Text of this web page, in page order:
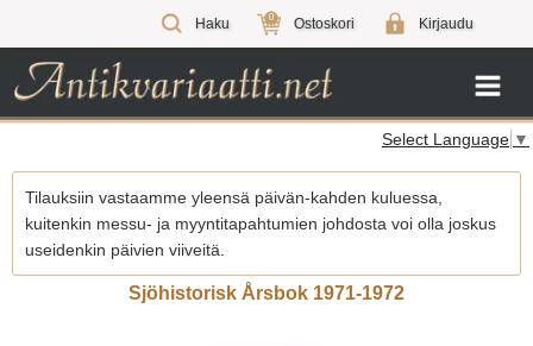
Haku 0 Ostoskori Kirjaudu
Select Language ▼
Tilauksiin vastaamme yleensä päivän-kahden kuluessa,
kuitenkin messu- ja myyntitapahtumien johdosta voi olla joskus
useidenkin päivien viiveitä.
Sjöhistorisk Årsbok 1971-1972